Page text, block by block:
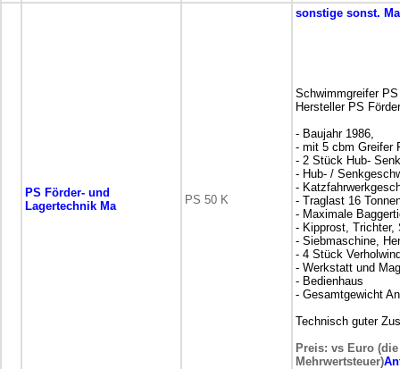
PS Förder- und
Lagertechnik Ma
PS 50 K
sonstige sonst.
Schwimmgreifer
Hersteller PS
- Baujahr 1986,
- mit 5 cbm Greifer
- 2 Stück Hub-
- Hub- /
-
- Traglast 16
- Maximale
- Kipprost, Trichter,
- Siebmaschine,
- 4 Stück
- Werkstatt und
- Bedienhaus
- Gesamtgewicht
Technisch guter
Preis: vs Euro
Mehrwertsteuer)